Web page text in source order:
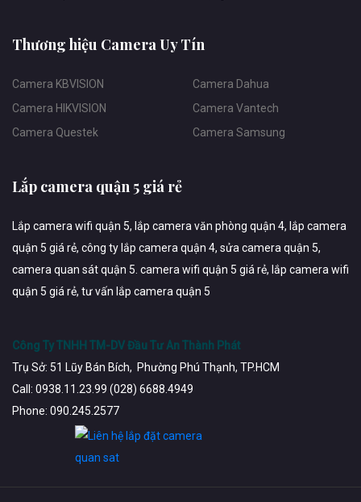
Thương hiệu Camera Uy Tín
Camera KBVISION
Camera HIKVISION
Camera Questek
Camera Dahua
Camera Vantech
Camera Samsung
Lắp camera quận 5 giá rẻ
Lắp camera wifi quận 5, lắp camera văn phòng quận 4, lắp camera
quận 5 giá rẻ, công ty lắp camera quận 4, sửa camera quận 5,
camera quan sát quận 5. camera wifi quận 5 giá rẻ, lắp camera wifi
quận 5 giá rẻ, tư vấn lắp camera quận 5
Công Ty TNHH TM-DV Đầu Tư An Thành Phát
Trụ Sở: 51 Lũy Bán Bích, Phường Phú Thạnh, TP.HCM
Call: 0938.11.23.99 (028) 6688.4949
Phone: 090.245.2577